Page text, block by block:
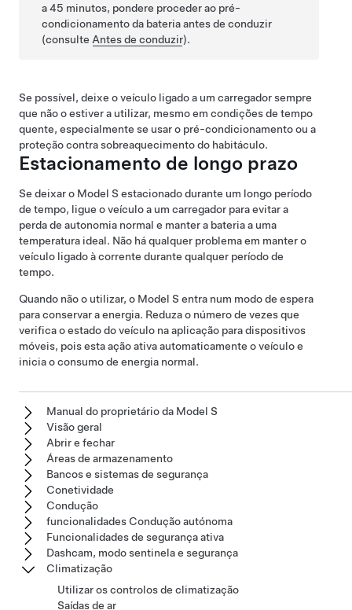
a 45 minutos, pondere proceder ao pré-
condicionamento da bateria antes de conduzir
(consulte Antes de conduzir).
Se possível, deixe o veículo ligado a um carregador sempre
que não o estiver a utilizar, mesmo em condições de tempo
quente, especialmente se usar o pré-condicionamento ou a
proteção contra sobreaquecimento do habitáculo.
Estacionamento de longo prazo
Se deixar o Model S estacionado durante um longo período
de tempo, ligue o veículo a um carregador para evitar a
perda de autonomia normal e manter a bateria a uma
temperatura ideal. Não há qualquer problema em manter o
veículo ligado à corrente durante qualquer período de
tempo.
Quando não o utilizar, o Model S entra num modo de espera
para conservar a energia. Reduza o número de vezes que
verifica o estado do veículo na aplicação para dispositivos
móveis, pois esta ação ativa automaticamente o veículo e
inicia o consumo de energia normal.
Manual do proprietário da Model S
Visão geral
Abrir e fechar
Áreas de armazenamento
Bancos e sistemas de segurança
Conetividade
Condução
funcionalidades Condução autónoma
Funcionalidades de segurança ativa
Dashcam, modo sentinela e segurança
Climatização
Utilizar os controlos de climatização
Saídas de ar